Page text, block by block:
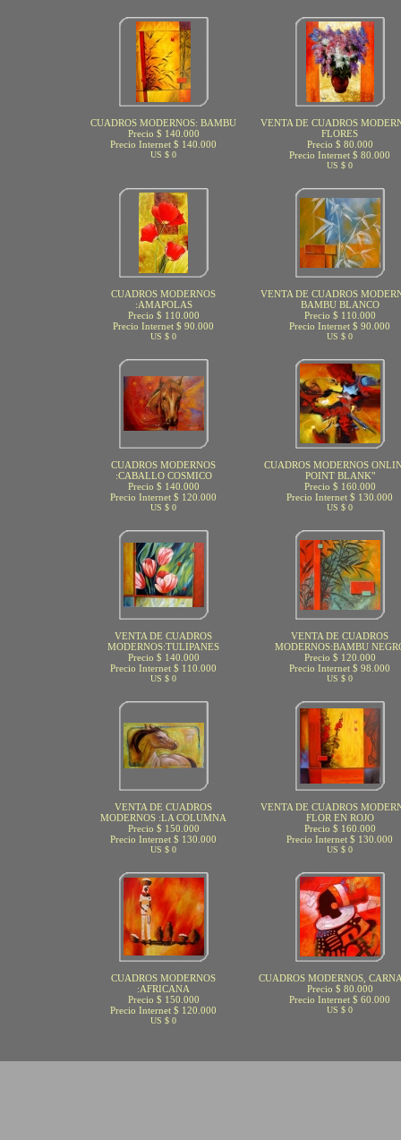
CUADROS MODERNOS: BAMBU
Precio $ 140.000
Precio Internet $ 140.000
US $ 0
VENTA DE CUADROS
FLORES
Precio $ 80.000
Precio Internet $ 80.000
US $ 0
CUADROS MODERNOS
:AMAPOLAS
Precio $ 110.000
Precio Internet $ 90.000
US $ 0
VENTA DE CUADROS
BAMBU BLANCO
Precio $ 110.000
Precio Internet $ 90.000
US $ 0
CUADROS MODERNOS
:CABALLO COSMICO
Precio $ 140.000
Precio Internet $ 120.000
US $ 0
CUADROS MODERNOS
POINT BLANK"
Precio $ 160.000
Precio Internet $ 130.000
US $ 0
VENTA DE CUADROS
MODERNOS:TULIPANES
Precio $ 140.000
Precio Internet $ 110.000
US $ 0
VENTA DE CUADROS
MODERNOS:BAMBU
Precio $ 120.000
Precio Internet $ 98.000
US $ 0
VENTA DE CUADROS
MODERNOS :LA COLUMNA
Precio $ 150.000
Precio Internet $ 130.000
US $ 0
VENTA DE CUADROS
FLOR EN ROJO
Precio $ 160.000
Precio Internet $ 130.000
US $ 0
CUADROS MODERNOS
:AFRICANA
Precio $ 150.000
Precio Internet $ 120.000
US $ 0
CUADROS MODERNOS,
Precio $ 80.000
Precio Internet $ 60.000
US $ 0